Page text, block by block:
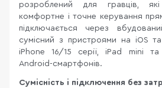
розроблений для гравців,
комфортне і точне керування
підключається через
сумісний з пристроями на iOS
iPhone 16/15 серії, iPad mini
Android-смартфонів.
Сумісність і підключення без